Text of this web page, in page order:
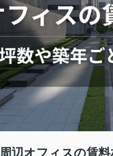
辺オフィスの賃